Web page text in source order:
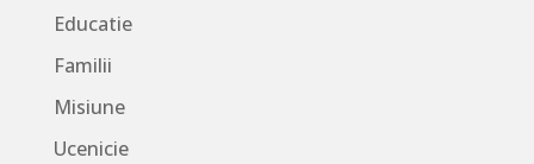
Educatie
Familii
Misiune
Ucenicie